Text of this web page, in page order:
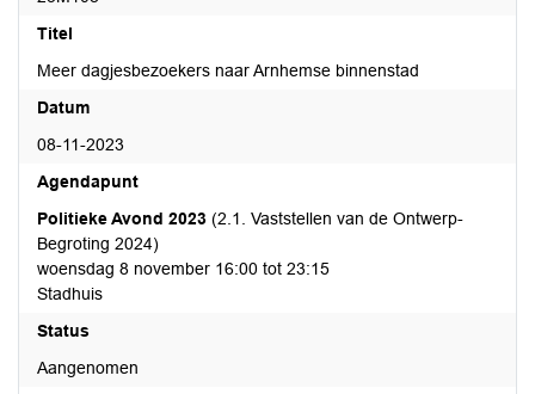
Titel
Meer dagjesbezoekers naar Arnhemse binnenstad
Datum
08-11-2023
Agendapunt
Politieke Avond 2023 (2.1. Vaststellen van de Ontwerp-
Begroting 2024)
woensdag 8 november 16:00 tot 23:15
Stadhuis
Status
Aangenomen